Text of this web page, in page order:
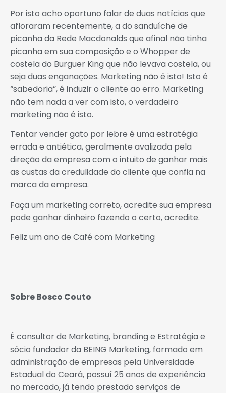
Por isto acho oportuno falar de duas notícias que
afloraram recentemente, a do sanduíche de
picanha da Rede Macdonalds que afinal não tinha
picanha em sua composição e o Whopper de
costela do Burguer King que não levava costela, ou
seja duas enganações. Marketing não é isto! Isto é
“sabedoria”, é induzir o cliente ao erro. Marketing
não tem nada a ver com isto, o verdadeiro
marketing não é isto.
Tentar vender gato por lebre é uma estratégia
errada e antiética, geralmente avalizada pela
direção da empresa com o intuito de ganhar mais
as custas da credulidade do cliente que confia na
marca da empresa.
Faça um marketing correto, acredite sua empresa
pode ganhar dinheiro fazendo o certo, acredite.
Feliz um ano de Café com Marketing
Sobre Bosco Couto
É consultor de Marketing, branding e Estratégia e
sócio fundador da BEING Marketing, formado em
administração de empresas pela Universidade
Estadual do Ceará, possuí 25 anos de experiência
no mercado, já tendo prestado serviços de